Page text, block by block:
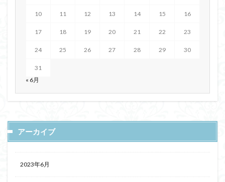
10 11 12 13 14 15 16
17 18 19 20 21 22 23
24 25 26 27 28 29 30
31
« 6月
アーカイブ
2023年6月